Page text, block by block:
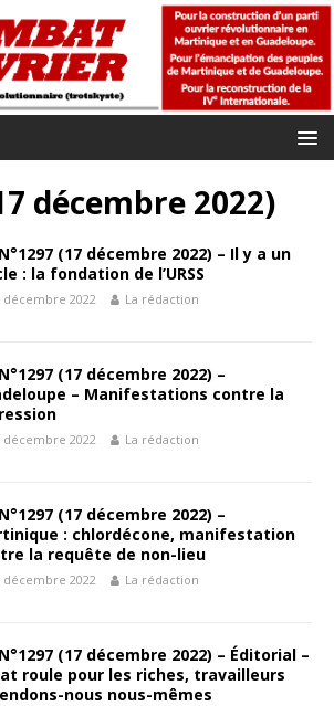
décembre 2022)
(17 décembre 2022) – Il y a un
: la fondation de l’URSS
décembre 2022 La rédaction
(17 décembre 2022) –
– Manifestations contre la
décembre 2022 La rédaction
(17 décembre 2022) –
: chlordécone, manifestation
la requête de non-lieu
décembre 2022 La rédaction
(17 décembre 2022) – Éditorial –
roule pour les riches, travailleurs
nous nous-mêmes